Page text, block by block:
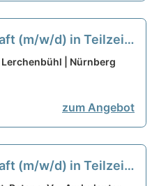
(m/w/d) in Teilzeit
einem Strang! neu
| Nürnberg
zum Angebot
(m/w/d) in Teilzeit